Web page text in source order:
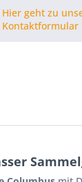
Hier geht zu
Kontaktformular